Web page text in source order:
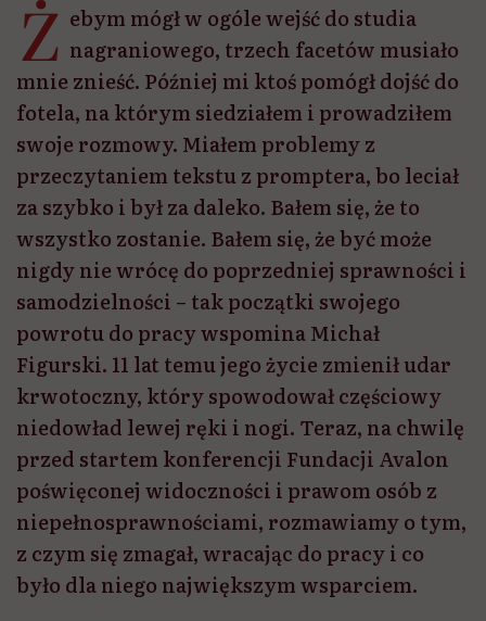
samodzielności – tak początki swojego
powrotu do pracy wspomina Michał
Figurski. 11 lat temu jego życie zmienił udar
krwotoczny, który spowodował częściowy
niedowład lewej ręki i nogi. Teraz, na chwilę
przed startem konferencji Fundacji Avalon
poświęconej widoczności i prawom osób z
niepełnosprawnościami, rozmawiamy o tym,
z czym się zmagał, wracając do pracy i co
było dla niego największym wsparciem.
Udostępnij
Przeczytasz w 12 min
Ewelina Kaczmarczyk: We wrześniu 2015 r.
przeszedłeśwylew, a potem – roczną terapię w